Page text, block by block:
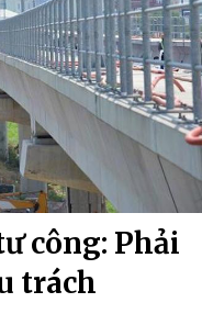
công: Phải
trách